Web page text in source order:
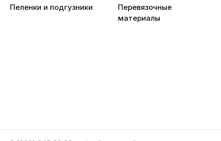
Пеленки и подгузники
Перевязочные
материалы